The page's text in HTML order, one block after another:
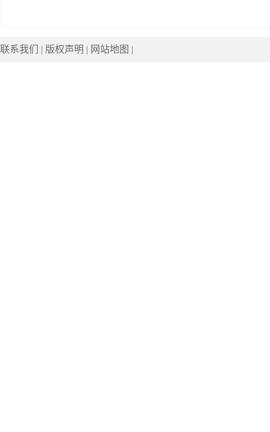
联系我们 | 版权声明 | 网站地图 |